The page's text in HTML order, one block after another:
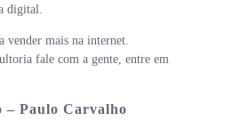
digital.
vender mais na internet.
fale com a gente, entre em
– Paulo Carvalho